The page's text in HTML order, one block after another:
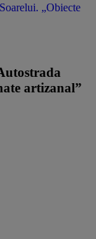
„Obiecte
artizanal”